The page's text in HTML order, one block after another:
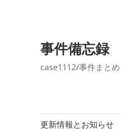
事件備忘録
case1112/事件まとめ
更新情報とお知らせ